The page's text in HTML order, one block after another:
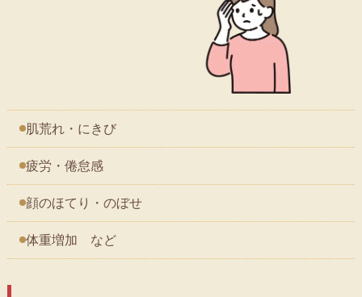
肌荒れ・にきび
疲労・倦怠感
顔のほてり・のぼせ
体重増加 など